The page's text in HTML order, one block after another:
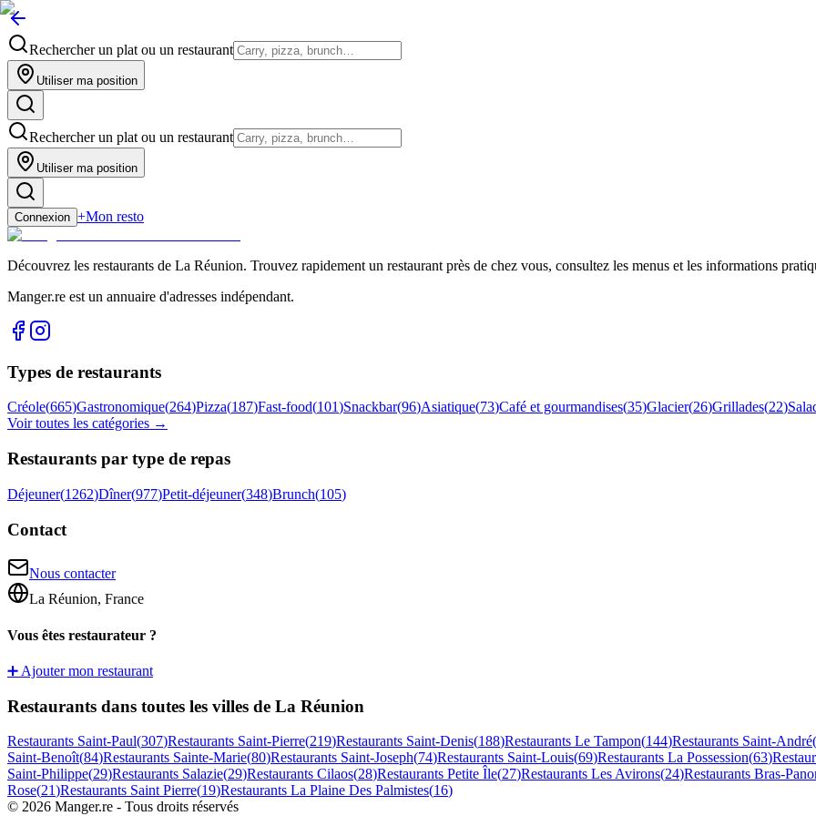
Rechercher un plat ou un restaurant
Utiliser ma position
Rechercher un plat ou un restaurant
Utiliser ma position
Connexion +Mon resto
Découvrez les restaurants de La Réunion. Trouvez rapidement un restaurant près de chez vous, consultez les menus et les informations
Manger.re est un annuaire d'adresses indépendant.
Types de restaurants
Créole(665)Gastronomique(264)Pizza(187)Fast-food(101)Snackbar(96)Asiatique(73)Café et gourmandises(35)Glacier(26)Grillades(22)
Voir toutes les catégories →
Restaurants par type de repas
Déjeuner(1262)Dîner(977)Petit-déjeuner(348)Brunch(105)
Contact
Nous contacter
La Réunion, France
Vous êtes restaurateur ?
➕ Ajouter mon restaurant
Restaurants dans toutes les villes de La Réunion
Restaurants Saint-Paul(307)Restaurants Saint-Pierre(219)Restaurants Saint-Denis(188)Restaurants Le Tampon(144)Restaurants Saint-André(
Saint-Benoît(84)Restaurants Sainte-Marie(80)Restaurants Saint-Joseph(74)Restaurants Saint-Louis(69)Restaurants La Possession(63)
Saint-Philippe(29)Restaurants Salazie(29)Restaurants Cilaos(28)Restaurants Petite Île(27)Restaurants Les Avirons(24)Restaurants Bras-
Rose(21)Restaurants Saint Pierre(19)Restaurants La Plaine Des Palmistes(16)
© 2026 Manger.re - Tous droits réservés